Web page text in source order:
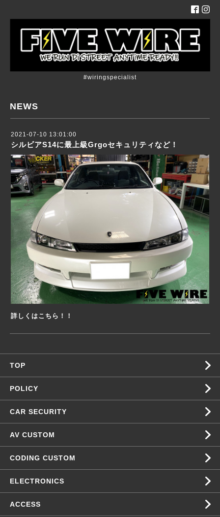
#wiringspecialist
NEWS
2021-07-10 13:01:00
シルビアS14に最上級Grgoセキュリティなど！
詳しくはこちら！！
TOP
POLICY
CAR SECURITY
AV CUSTOM
CODING CUSTOM
ELECTRONICS
ACCESS